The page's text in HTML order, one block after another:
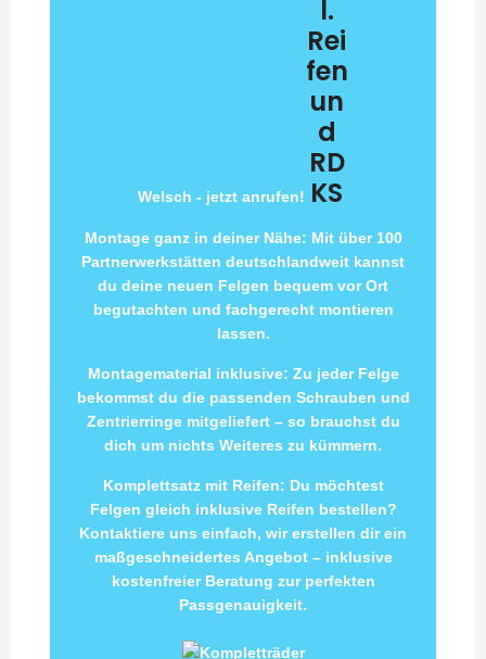
Welsch - jetzt anrufen!
l.
Rei
fen
un
d
RD
KS
Montage ganz in deiner Nähe: Mit über 100
Partnerwerkstätten deutschlandweit kannst
du deine neuen Felgen bequem vor Ort
begutachten und fachgerecht montieren
lassen.
Montagematerial inklusive: Zu jeder Felge
bekommst du die passenden Schrauben und
Zentrierringe mitgeliefert – so brauchst du
dich um nichts Weiteres zu kümmern.
Komplettsatz mit Reifen: Du möchtest
Felgen gleich inklusive Reifen bestellen?
Kontaktiere uns einfach, wir erstellen dir ein
maßgeschneidertes Angebot – inklusive
kostenfreier Beratung zur perfekten
Passgenauigkeit.